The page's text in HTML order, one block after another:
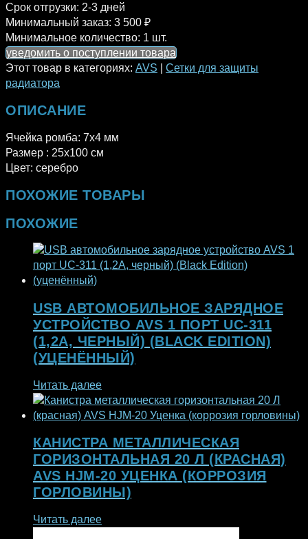
Срок отгрузки: 2-3 дней
Минимальный заказ: 3 500 ₽
Минимальное количество: 1 шт.
уведомить о поступлении товара
Этот товар в категориях: AVS
Сетки для защиты
радиатора
ОПИСАНИЕ
Ячейка ромба: 7х4 мм
Размер : 25х100 см
Цвет: серебро
ПОХОЖИЕ ТОВАРЫ
ПОХОЖИЕ
USB АВТОМОБИЛЬНОЕ ЗАРЯДНОЕ
УСТРОЙСТВО AVS 1 ПОРТ UC-311
(1,2А, ЧЕРНЫЙ) (BLACK EDITION)
(УЦЕНЁННЫЙ)
Читать далее
КАНИСТРА МЕТАЛЛИЧЕСКАЯ
ГОРИЗОНТАЛЬНАЯ 20 Л (КРАСНАЯ)
AVS HJM-20 УЦЕНКА (КОРРОЗИЯ
ГОРЛОВИНЫ)
Читать далее